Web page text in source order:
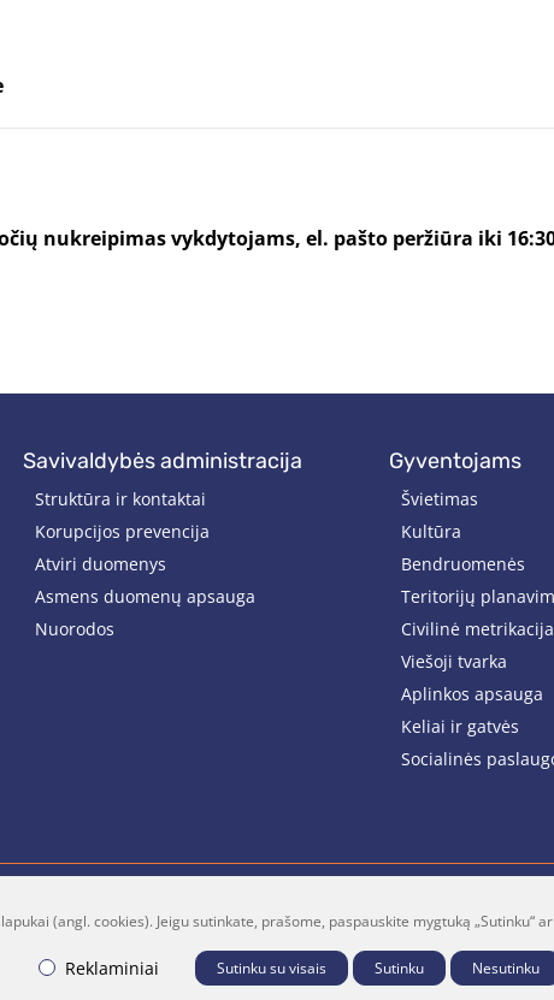
nukreipimas vykdytojams, el. pašto peržiūra iki
savivaldybės administracija
Struktūra ir kontaktai
Korupcijos prevencija
Atviri duomenys
Asmens duomenų apsauga
Nuorodos
gyventojams
Švietimas
Kultūra
Bendruomenės
Teritorijų
Civilinė metrikacija
Viešoji tvarka
Aplinkos apsauga
Keliai ir gatvės
Socialinės
Facebook Youtube
(angl. cookies). Jeigu sutinkate, prašome, paspauskite mygtuką „Sutinku“
Reklaminiai Sutinku su visais Sutinku Nesutinku